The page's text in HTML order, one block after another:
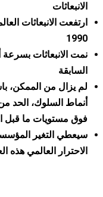
الانبعاثات
1990
السابقة
لم يزال من الممكن،
أنماط السلوك، الحد
فوق مستويات ما قبل
سيعطي التغير
الاحترار العالمي هذه